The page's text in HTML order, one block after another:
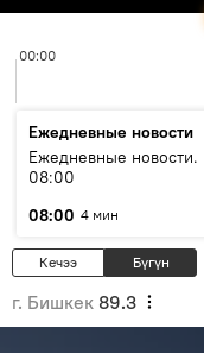
00:00
Ежедневные новости
Ежедневные новости.
08:00
08:00 4 мин
Кечээ Бүгүн
г. Бишкек 89.3